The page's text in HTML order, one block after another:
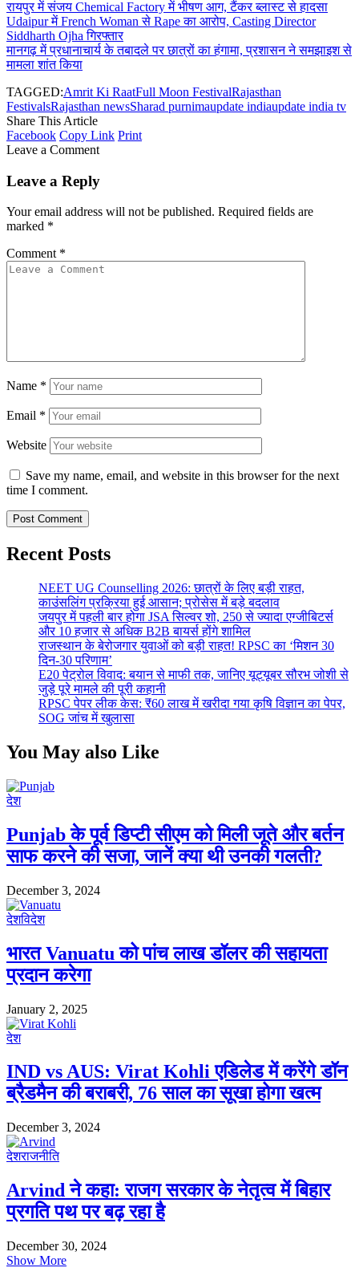
रायपुर में संजय Chemical Factory में भीषण आग, टैंकर ब्लास्ट से हादसा
Udaipur में French Woman से Rape का आरोप, Casting Director
Siddharth Ojha गिरफ्तार
मानगढ़ में प्रधानाचार्य के तबादले पर छात्रों का हंगामा, प्रशासन ने समझाइश से
मामला शांत किया
TAGGED:Amrit Ki RaatFull Moon FestivalRajasthan
FestivalsRajasthan newsSharad purnimaupdate indiaupdate india tv
Share This Article
Facebook Copy Link Print
Leave a Comment
Leave a Reply
Your email address will not be published. Required fields are
marked *
Comment *
Name *
Email *
Website
Save my name, email, and website in this browser for the next
time I comment.
Recent Posts
NEET UG Counselling 2026: छात्रों के लिए बड़ी राहत,
काउंसलिंग प्रक्रिया हुई आसान; प्रोसेस में बड़े बदलाव
जयपुर में पहली बार होगा JSA सिल्वर शो, 250 से ज्यादा एग्जीबिटर्स
और 10 हजार से अधिक B2B बायर्स होंगे शामिल
राजस्थान के बेरोजगार युवाओं को बड़ी राहत! RPSC का ‘मिशन 30
दिन-30 परिणाम’
E20 पेट्रोल विवाद: बयान से माफी तक, जानिए यूट्यूबर सौरभ जोशी से
जुड़े पूरे मामले की पूरी कहानी
RPSC पेपर लीक केस: ₹60 लाख में खरीदा गया कृषि विज्ञान का पेपर,
SOG जांच में खुलासा
You May also Like
देश
Punjab के पूर्व डिप्टी सीएम को मिली जूते और बर्तन
साफ करने की सजा, जानें क्या थी उनकी गलती?
December 3, 2024
देशविदेश
भारत Vanuatu को पांच लाख डॉलर की सहायता
प्रदान करेगा
January 2, 2025
देश
IND vs AUS: Virat Kohli एडिलेड में करेंगे डॉन
ब्रैडमैन की बराबरी, 76 साल का सूखा होगा खत्म
December 3, 2024
देशराजनीति
Arvind ने कहा: राजग सरकार के नेतृत्व में बिहार
प्रगति पथ पर बढ़ रहा है
December 30, 2024
Show More